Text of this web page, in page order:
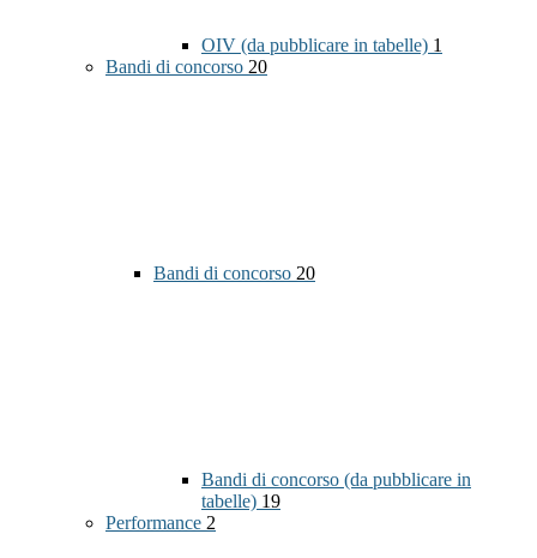
OIV (da pubblicare in tabelle) 1
Bandi di concorso 20
Bandi di concorso 20
Bandi di concorso (da pubblicare in
tabelle) 19
Performance 2